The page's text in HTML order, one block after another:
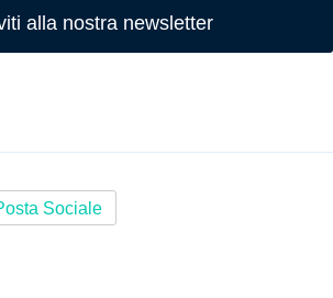
alla nostra newsletter
Sociale